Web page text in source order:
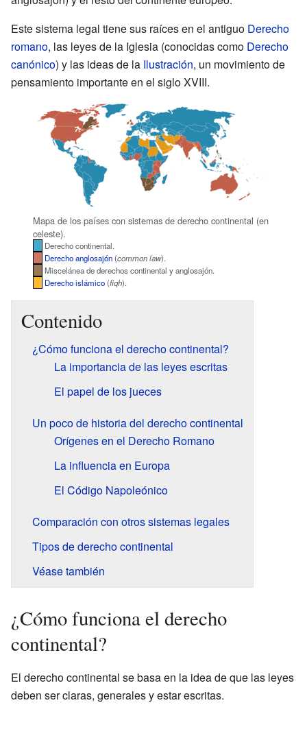
Este sistema legal tiene sus raíces en el antiguo Derecho
romano, las leyes de la Iglesia (conocidas como Derecho
canónico) y las ideas de la Ilustración, un movimiento de
pensamiento importante en el siglo XVIII.
Mapa de los países con sistemas de derecho continental (en
celeste).
Derecho continental.
Derecho anglosajón(common law).
Miscelánea de derechos continental y anglosajón.
Derecho islámico(fiqh).
Contenido
¿Cómo funciona el derecho continental?
La importancia de las leyes escritas
El papel de los jueces
Un poco de historia del derecho continental
Orígenes en el Derecho Romano
La influencia en Europa
El Código Napoleónico
Comparación con otros sistemas legales
Tipos de derecho continental
Véase también
¿Cómo funciona el derecho
continental?
El derecho continental se basa en la idea de que las leyes
deben ser claras, generales y estar escritas.